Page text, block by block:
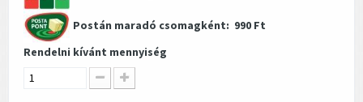
Postán maradó csomagként: 990 Ft
Rendelni kívánt mennyiség